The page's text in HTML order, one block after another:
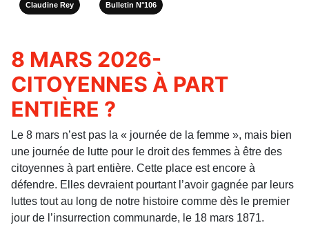
Claudine Rey Bulletin N°106
8 MARS 2026-
CITOYENNES À PART
ENTIÈRE ?
Le 8 mars n’est pas la « journée de la femme », mais bien
une journée de lutte pour le droit des femmes à être des
citoyennes à part entière. Cette place est encore à
défendre. Elles devraient pourtant l’avoir gagnée par leurs
luttes tout au long de notre histoire comme dès le premier
jour de l’insurrection communarde, le 18 mars 1871.